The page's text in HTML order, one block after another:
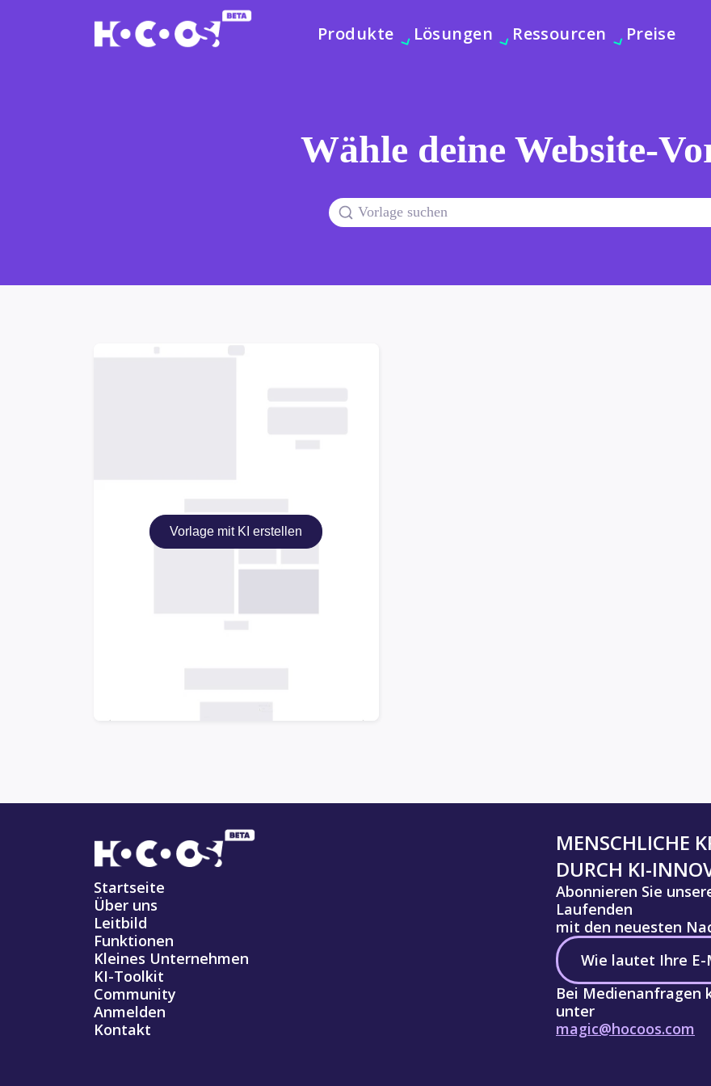
Produkte Lösungen Ressourcen Preise
Wähle deine Website-
Vorlage mit KI erstellen
Startseite
Über uns
Leitbild
Funktionen
Kleines Unternehmen
KI-Toolkit
Community
Anmelden
Kontakt
MENSCHLICHE
DURCH KI-
Abonnieren Sie
Laufenden
mit den neuesten
Bei Medienanfragen
unter
magic@hocoos.com